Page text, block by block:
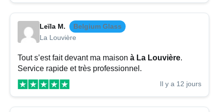
Leïla M.
Belgium Glass
La Louvière
Tout s’est fait devant ma maison à La Louvière.
Service rapide et très professionnel.
Il y a 12 jours